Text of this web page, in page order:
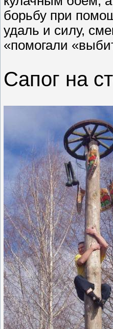
борьбу при
удаль и силу,
«помогали
Сапог на